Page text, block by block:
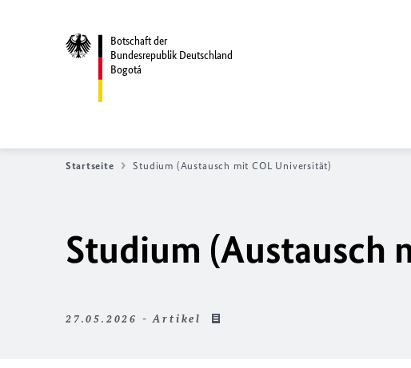
Botschaft der
Bundesrepublik Deutschland
Bogotá
Startseite Studium (Austausch mit COL Universität)
Studium (Austausch
27.05.2026 - Artikel